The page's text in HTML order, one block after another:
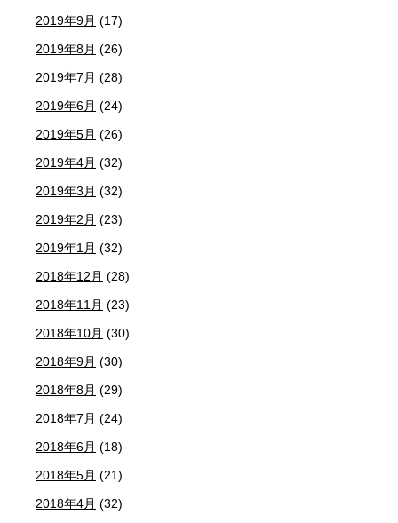
2019年9月 (17)
2019年8月 (26)
2019年7月 (28)
2019年6月 (24)
2019年5月 (26)
2019年4月 (32)
2019年3月 (32)
2019年2月 (23)
2019年1月 (32)
2018年12月 (28)
2018年11月 (23)
2018年10月 (30)
2018年9月 (30)
2018年8月 (29)
2018年7月 (24)
2018年6月 (18)
2018年5月 (21)
2018年4月 (32)